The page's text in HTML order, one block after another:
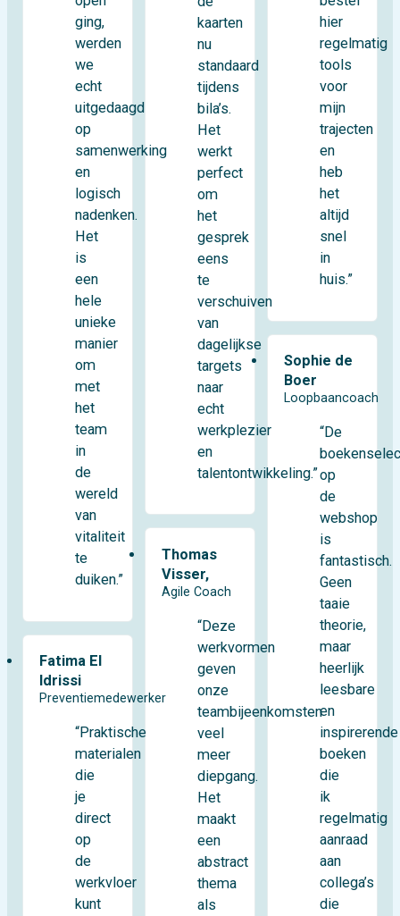
ging,
werden
we
echt
uitgedaagd
op
samenwerking
en
logisch
nadenken.
Het
is
een
hele
unieke
manier
om
met
het
team
in
de
wereld
van
vitaliteit
te
duiken.”
Fatima El
Idrissi
Preventiemedewerker
“Praktische
materialen
die
je
direct
op
de
werkvloer
kunt
kaarten
nu
standaard
tijdens
bila’s.
Het
werkt
perfect
om
het
gesprek
eens
te
verschuiven
van
dagelijkse
targets
naar
echt
werkplezier
en
talentontwikkeling.”
Thomas
Visser,
Agile Coach
“Deze
werkvormen
geven
onze
teambijeenkomsten
veel
meer
diepgang.
Het
maakt
een
abstract
thema
als
hier
regelmatig
tools
voor
mijn
trajecten
en
heb
het
altijd
snel
in
huis.”
Sophie de
Boer
Loopbaancoach
“De
op
de
webshop
is
fantastisch.
Geen
taaie
theorie,
maar
heerlijk
leesbare
en
inspirerende
boeken
die
ik
regelmatig
aanraad
aan
collega’s
die